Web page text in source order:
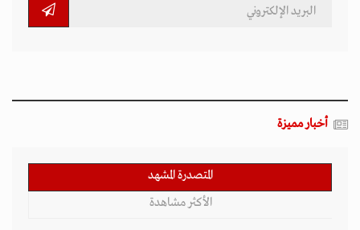
أخبار مميزة
المتصدرة المشهد
الأكثر مشاهدة